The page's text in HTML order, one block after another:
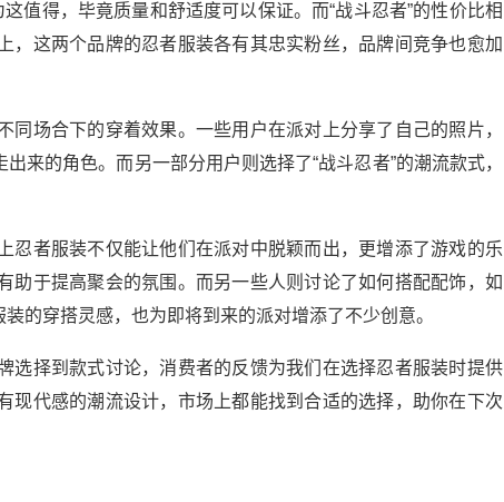
值得，毕竟质量和舒适度可以保证。而“战斗忍者”的性价比相
这两个品牌的忍者服装各有其忠实粉丝，品牌间竞争也愈加
场合下的穿着效果。一些用户在派对上分享了自己的照片，
来的角色。而另一部分用户则选择了“战斗忍者”的潮流款式，
者服装不仅能让他们在派对中脱颖而出，更增添了游戏的乐
于提高聚会的氛围。而另一些人则讨论了如何搭配配饰，如
的穿搭灵感，也为即将到来的派对增添了不少创意。
选择到款式讨论，消费者的反馈为我们在选择忍者服装时提供
代感的潮流设计，市场上都能找到合适的选择，助你在下次